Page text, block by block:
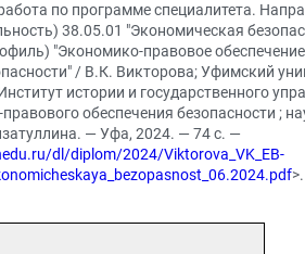
по программе специалитета.
38.05.01 "Экономическая
"Экономико-правовое обеспечение
/ В.К. Викторова; Уфимский
истории и государственного
обеспечения безопасности ;
— Уфа, 2024. — 74 с. —
dl/diplom/2024/Viktorova_VK_EB-